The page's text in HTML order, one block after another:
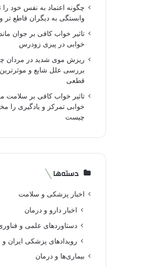
چگونه اعتماد به نفس خود را
وابستگی به دیگران قاطع تر
تاثیر خواب کافی بر جوان
خوابی در پیری زودرس
ریزش موی شدید در مردان
بررسی علل شایع و
قطعی
تاثیر خواب کافی بر سلامت
خوابی تمرکز و یادگیری را
چیست
دسته‌ها
اخبار پزشکی و سلامت
اخبار دارو و درمان
دستاوردهای علمی و
رویدادهای پزشکی ایران و
بیماری‌ها و درمان